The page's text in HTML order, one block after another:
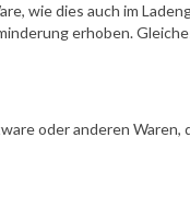
wie dies auch im
erhoben.
oder anderen